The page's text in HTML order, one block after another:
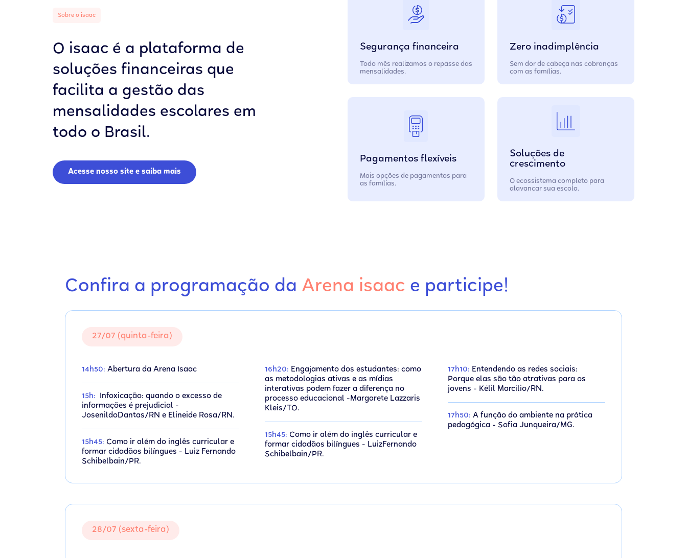
Sobre o isaac
O isaac é a plataforma de
soluções financeiras que
facilita a gestão das
mensalidades escolares em
todo o Brasil.
Acesse nosso site e saiba mais
Segurança financeira
Todo mês realizamos o repasse das
mensalidades.
Zero inadimplência
Sem dor de cabeça nas cobranças
com as famílias.
Pagamentos flexíveis
Mais opções de pagamentos para
as famílias.
Soluções de
crescimento
O ecossistema completo para
alavancar sua escola.
Confira a programação da Arena isaac e participe!
27/07 (quinta-feira)
14h50: Abertura da Arena Isaac
15h: Infoxicação: quando o excesso de
informações é prejudicial -
JosenildoDantas/RN e Elineide Rosa/RN.
15h45: Como ir além do inglês curricular e
formar cidadãos bilíngues - Luiz Fernando
Schibelbain/PR.
16h20: Engajamento dos estudantes: como
as metodologias ativas e as mídias
interativas podem fazer a diferença no
processo educacional -Margarete Lazzaris
Kleis/TO.
15h45: Como ir além do inglês curricular e
formar cidadãos bilíngues - LuizFernando
Schibelbain/PR.
17h10: Entendendo as redes sociais:
Porque elas são tão atrativas para os
jovens - Kélil Marcílio/RN.
17h50: A função do ambiente na prática
pedagógica - Sofia Junqueira/MG.
28/07 (sexta-feira)